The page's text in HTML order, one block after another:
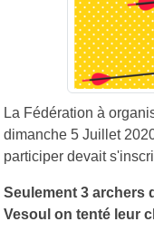
La Fédération à
dimanche 5 Juillet
participer devait
Seulement 3 archers
Vesoul on tenté leur